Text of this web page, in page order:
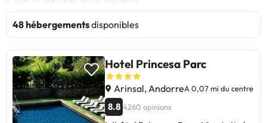
48 hébergementsdisponibles
Hotel Princesa Parc
Arinsal, AndorreA 0,07 mi du centre
8.8 4260 opinions